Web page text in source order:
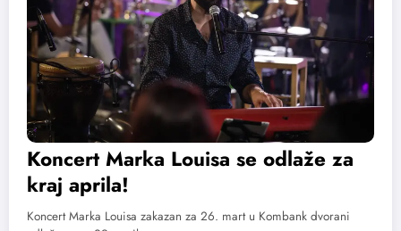
Koncert Marka Louisa se odlaže za
kraj aprila!
Koncert Marka Louisa zakazan za 26. mart u Kombank dvorani